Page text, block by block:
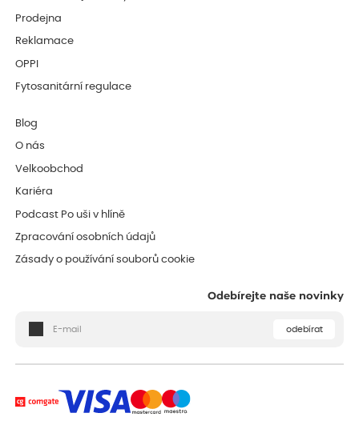
Prodejna
Reklamace
OPPI
Fytosanitární regulace
Blog
O nás
Velkoobchod
Kariéra
Podcast Po uši v hlíně
Zpracování osobních údajů
Zásady o používání souborů cookie
Odebírejte naše novinky
odebírat